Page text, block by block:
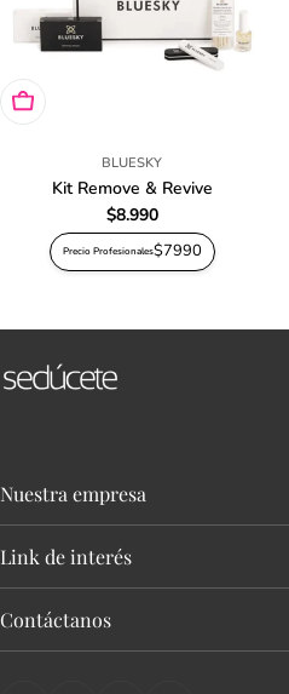
Agregar al carro
BLUESKY
Kit Remove & Revive
Precio
habitual
$8.990
Precio Profesionales$7990
Nuestra empresa
Link de interés
Contáctanos